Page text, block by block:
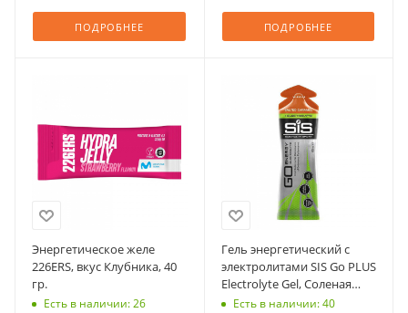
ПОДРОБНЕЕ ПОДРОБНЕЕ
Энергетическое желе
226ERS, вкус Клубника, 40
гр.
Есть в наличии: 26
Гель энергетический с
электролитами SIS Go PLUS
Electrolyte Gel, Соленая
Карамель, 60мл
Есть в наличии: 40